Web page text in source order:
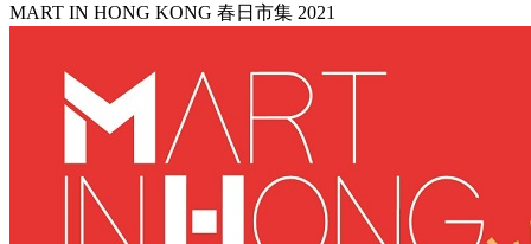
MART IN HONG KONG 春日市集 2021